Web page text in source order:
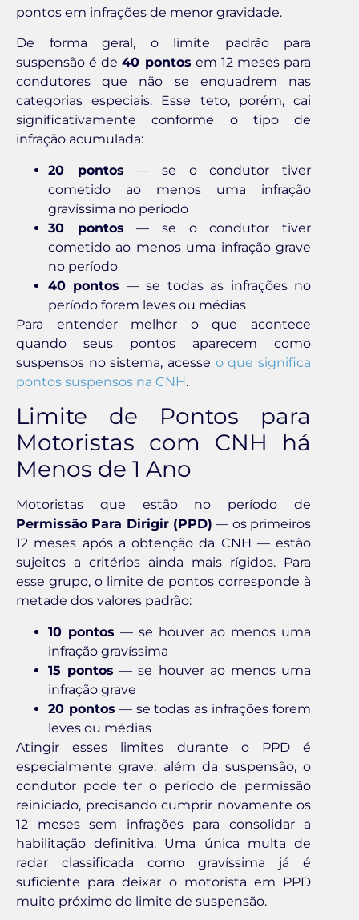
pontos em infrações de menor gravidade.
De forma geral, o limite padrão para
suspensão é de40 pontos em 12 meses para
condutores que não se enquadrem nas
categorias especiais. Esse teto, porém, cai
significativamente conforme o tipo de
infração acumulada:
20 pontos — se o condutor tiver
cometido ao menos uma infração
gravíssima no período
30 pontos — se o condutor tiver
cometido ao menos uma infração grave
no período
40 pontos — se todas as infrações no
período forem leves ou médias
Para entender melhor o que acontece
quando seus pontos aparecem como
suspensos no sistema, acesse o que significa
pontos suspensos na CNH.
Limite de Pontos para
Motoristas com CNH há
Menos de 1 Ano
Motoristas que estão no período de
Permissão Para Dirigir (PPD) — os primeiros
12 meses após a obtenção da CNH — estão
sujeitos a critérios ainda mais rígidos. Para
esse grupo, o limite de pontos corresponde à
metade dos valores padrão:
10 pontos — se houver ao menos uma
infração gravíssima
15 pontos — se houver ao menos uma
infração grave
20 pontos — se todas as infrações forem
leves ou médias
Atingir esses limites durante o PPD é
especialmente grave: além da suspensão, o
condutor pode ter o período de permissão
reiniciado, precisando cumprir novamente os
12 meses sem infrações para consolidar a
habilitação definitiva. Uma única multa de
radar classificada como gravíssima já é
suficiente para deixar o motorista em PPD
muito próximo do limite de suspensão.